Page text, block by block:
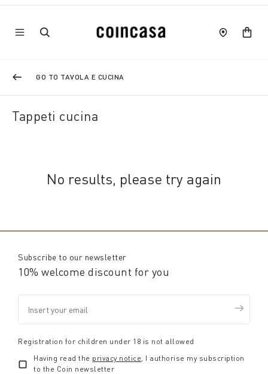
GO TO TAVOLA E CUCINA
Tappeti cucina
No results, please try again
Subscribe to our newsletter
10% welcome discount for you
Registration for children under 18 is not allowed
Having read the privacy notice, I authorise my subscription
to the Coin newsletter